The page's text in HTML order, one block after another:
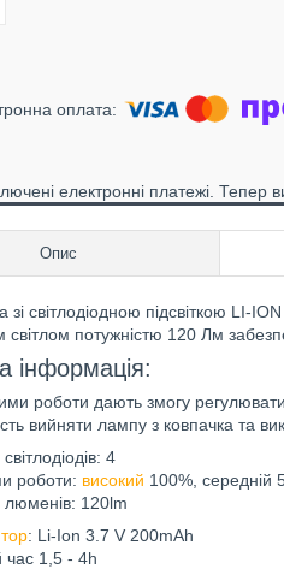
електронні платежі.
Опис
світлодіодною підсвіткою LI-
світлом потужністю 120 Лм
інформація:
роботи дають змогу регулювати
вийняти лампу з ковпачка та
світлодіодів: 4
роботи: високий 100%, середній
люменів: 120lm
: Li-Ion 3.7 V 200mAh
час 1,5 - 4h